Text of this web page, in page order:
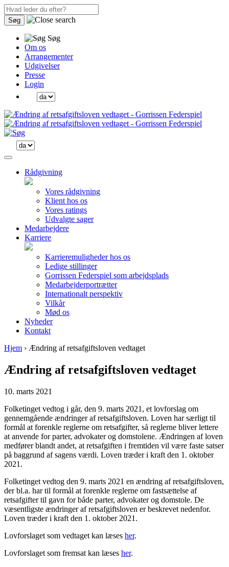
Søg
Søg
Om os
Arrangementer
Udgivelser
Presse
Login
Rådgivning
Vores rådgivning
Klient hos os
Vores ratings
Udvalgte sager
Medarbejdere
Karriere
Karrieremuligheder hos os
Ledige stillinger
Gorrissen Federspiel som arbejdsplads
Medarbejderportrætter
Internationalt perspektiv
Vilkår
Mød os
Nyheder
Kontakt
Hjem › Ændring af retsafgiftsloven vedtaget
Ændring af retsafgiftsloven vedtaget
10. marts 2021
Folketinget vedtog i går, den 9. marts 2021, et lovforslag om
gennemgående ændringer af retsafgiftsloven. Loven har særligt til
formål at forenkle reglerne om retsafgifter, så reglerne bliver lettere
at anvende for parter, advokater og domstolene. Ændringen af loven
medfører blandt andet, at retsafgiften i fremtiden vil være faste satser
på baggrund af sagens værdi. Loven træder i kraft den 1. oktober
2021.
Folketinget vedtog den 9. marts 2021 en ændring af retsafgiftsloven,
der bl.a. har til formål at forenkle reglerne om fastsættelse af
retsafgifter til gavn for både parter, advokater og domstole. De
væsentligste ændringer af retsafgiftsloven er beskrevet nedenfor.
Loven træder i kraft den 1. oktober 2021.
Lovforslaget som vedtaget kan læses her.
Lovforslaget som fremsat kan læses her.